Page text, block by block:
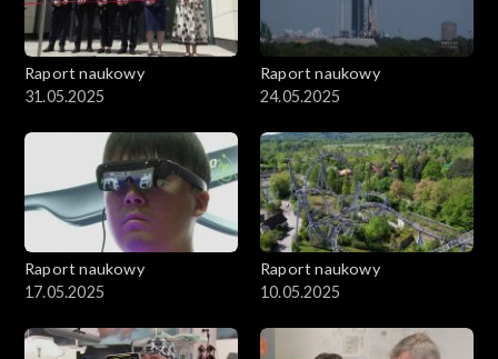
Raport naukowy
31.05.2025
Raport naukowy
24.05.2025
Raport naukowy
17.05.2025
Raport naukowy
10.05.2025